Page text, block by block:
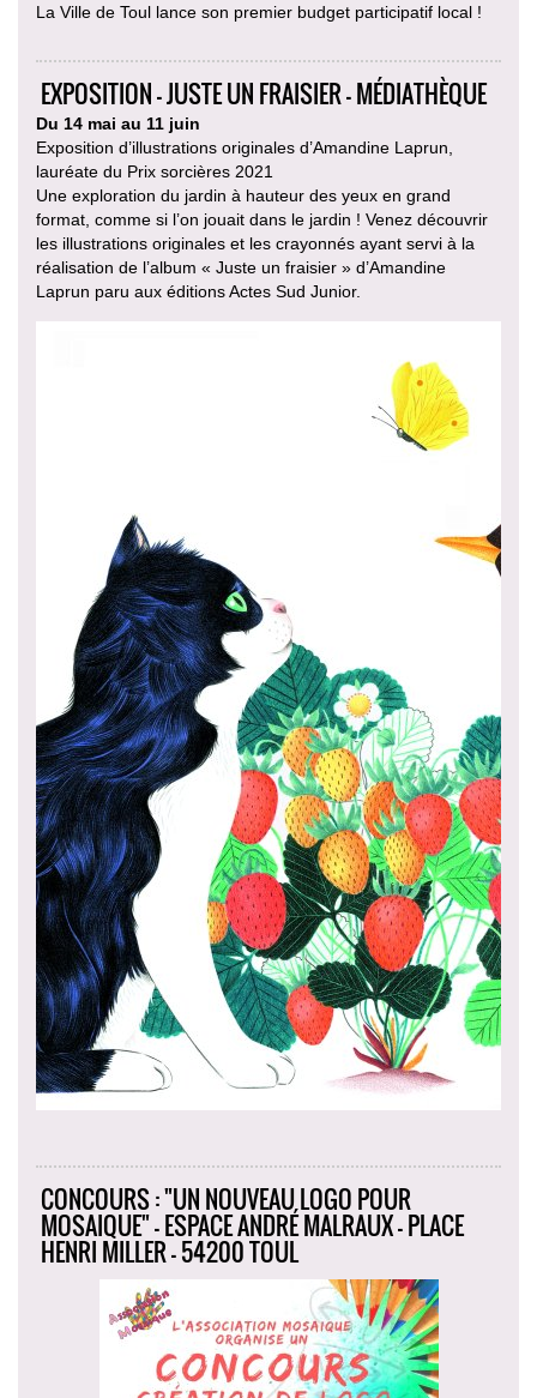
La Ville de Toul lance son premier budget participatif local !
EXPOSITION - JUSTE UN FRAISIER - MÉDIATHÈQUE
Du 14 mai au 11 juin
Exposition d’illustrations originales d’Amandine Laprun,
lauréate du Prix sorcières 2021
Une exploration du jardin à hauteur des yeux en grand
format, comme si l’on jouait dans le jardin ! Venez découvrir
les illustrations originales et les crayonnés ayant servi à la
réalisation de l’album « Juste un fraisier » d’Amandine
Laprun paru aux éditions Actes Sud Junior.
CONCOURS : "UN NOUVEAU LOGO POUR
MOSAIQUE" - ESPACE ANDRÉ MALRAUX - PLACE
HENRI MILLER - 54200 TOUL